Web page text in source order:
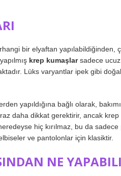
bir elyaftan yapılabildiğinden,
krep kumaşlarsadece ucuz
Lüks varyantlar ipek gibi
yapıldığına bağlı olarak,
daha dikkat gerektirir, ancak
neredeyse hiç kırılmaz, bu da
ve pantolonlar için klasiktir.
NE